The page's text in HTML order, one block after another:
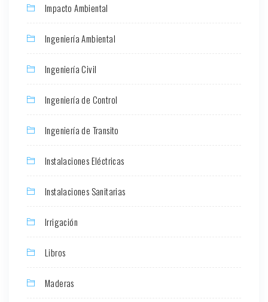
Impacto Ambiental
Ingeniería Ambiental
Ingeniería Civil
Ingeniería de Control
Ingeniería de Transito
Instalaciones Eléctricas
Instalaciones Sanitarias
Irrigación
Libros
Maderas